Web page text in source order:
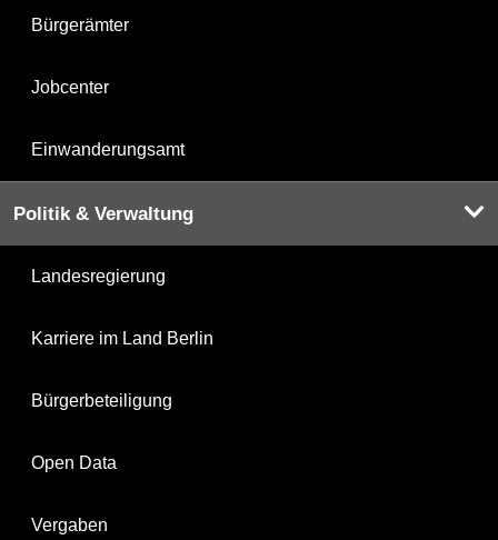
Bürgerämter
Jobcenter
Einwanderungsamt
Politik & Verwaltung
Landesregierung
Karriere im Land Berlin
Bürgerbeteiligung
Open Data
Vergaben